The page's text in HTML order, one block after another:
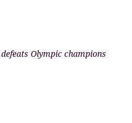
Olympic champions